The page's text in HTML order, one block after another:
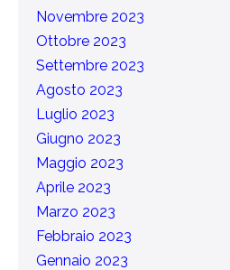
Novembre 2023
Ottobre 2023
Settembre 2023
Agosto 2023
Luglio 2023
Giugno 2023
Maggio 2023
Aprile 2023
Marzo 2023
Febbraio 2023
Gennaio 2023